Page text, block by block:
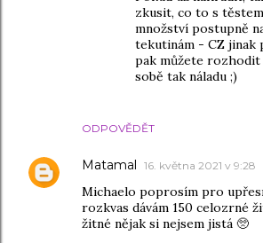
ODPOVĚDĚT
zkusit, co to s
množství postupně
tekutinám - CZ jinak
pak můžete rozhodit
sobě tak náladu ;)
Matamal 16. května 2021 v 9:28
Michaelo poprosím pro
rozkvas dávám 150 celozrné
žitné nějak si nejsem jistá 🥺